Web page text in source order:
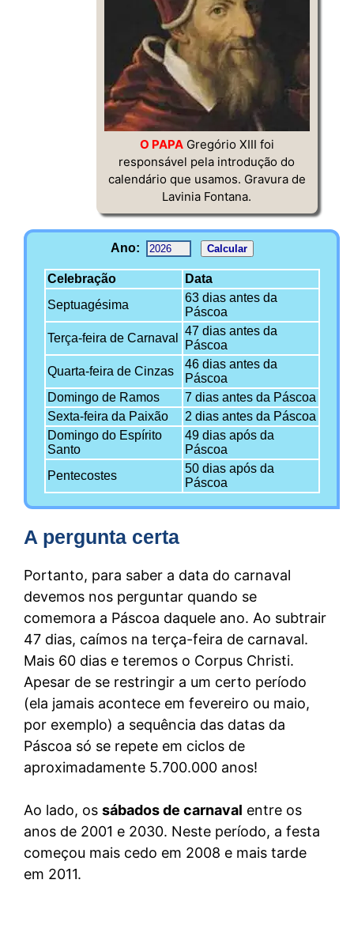
O PAPAGregório XIII foi
responsável pela introdução do
calendário que usamos. Gravura de
Lavinia Fontana.
A pergunta certa
Portanto, para saber a data do carnaval
devemos nos perguntar quando se
comemora a Páscoa daquele ano. Ao subtrair
47 dias, caímos na terça-feira de carnaval.
Mais 60 dias e teremos o Corpus Christi.
Apesar de se restringir a um certo período
(ela jamais acontece em fevereiro ou maio,
por exemplo) a sequência das datas da
Páscoa só se repete em ciclos de
aproximadamente 5.700.000 anos!
Ao lado, os sábados de carnaval entre os
anos de 2001 e 2030. Neste período, a festa
começou mais cedo em 2008 e mais tarde
em 2011.